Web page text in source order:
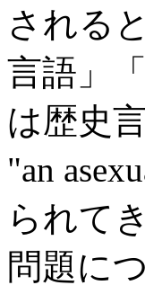
される
言語」
は歴史
"an
られて
問題に